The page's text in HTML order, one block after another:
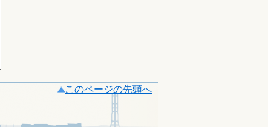
このページの先頭へ